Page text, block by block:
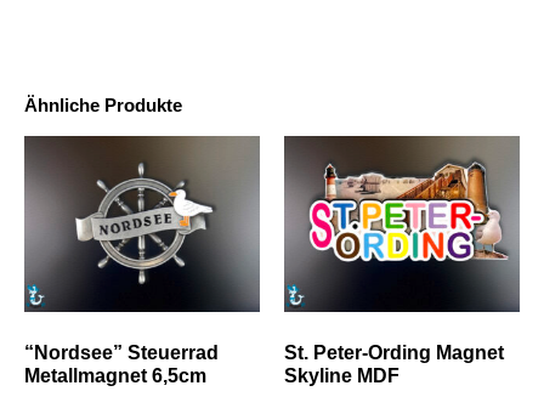
Ähnliche Produkte
“Nordsee” Steuerrad
Metallmagnet 6,5cm
St. Peter-Ording Magnet
Skyline MDF